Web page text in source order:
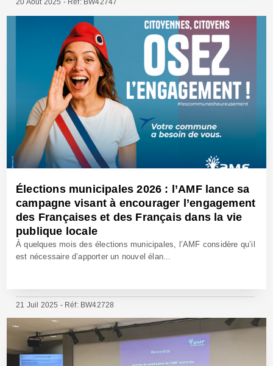
Élections municipales 2026 : l’AMF lance sa
campagne visant à encourager l’engagement
des Françaises et des Français dans la vie
publique locale
À quelques mois des élections municipales, l’AMF considère qu’il
est nécessaire d’apporter un nouvel élan...
21 Juil 2025 - Réf: BW42728